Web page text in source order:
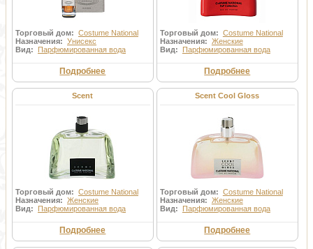
Торговый дом: Costume National
Назначения: Унисекс
Вид: Парфюмированная вода
Подробнее
Торговый дом: Costume National
Назначения: Женские
Вид: Парфюмированная вода
Подробнее
Scent
Торговый дом: Costume National
Назначения: Женские
Вид: Парфюмированная вода
Подробнее
Scent Cool Gloss
Торговый дом: Costume National
Назначения: Женские
Вид: Парфюмированная вода
Подробнее